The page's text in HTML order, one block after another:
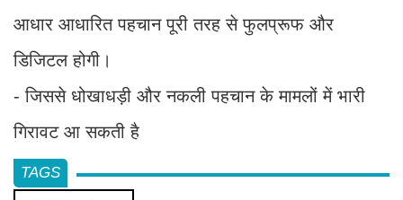
आधार आधारित पहचान पूरी तरह से फुलप्रूफ और
डिजिटल होगी।
- जिससे धोखाधड़ी और नकली पहचान के मामलों में भारी
गिरावट आ सकती है
TAGS